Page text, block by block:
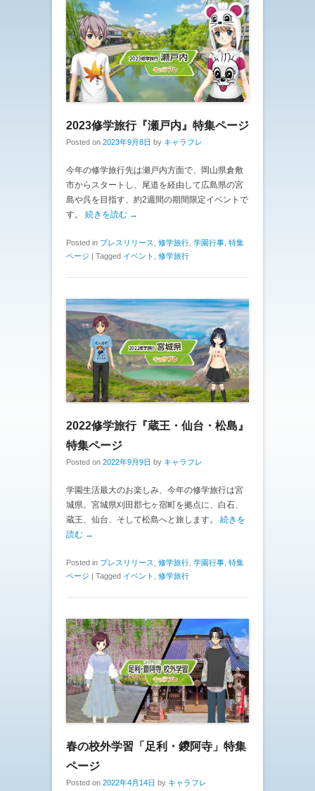
2023修学旅行『瀬戸内』特集ページ
Posted on 2023年9月8日 by キャラフレ
今年の修学旅行先は瀬戸内方面で、岡山県倉敷
市からスタートし、尾道を経由して広島県の宮
島や呉を目指す、約2週間の期間限定イベントで
す。 続きを読む →
Posted in プレスリリース 修学旅行 学園行事 特集
ページ | Tagged イベント 修学旅行
2022修学旅行『蔵王・仙台・松島』
特集ページ
Posted on 2022年9月9日 by キャラフレ
学園生活最大のお楽しみ、今年の修学旅行は宮
城県。宮城県刈田郡七ヶ宿町を拠点に、白石、
蔵王、仙台、そして松島へと旅します。 続きを
読む →
Posted in プレスリリース, 修学旅行, 学園行事, 特集
ページ
Tagged イベント , 修学旅行
春の校外学習「足利・鑁阿寺」特集
ページ
Posted on 2022年4月14日 by キャラフレ